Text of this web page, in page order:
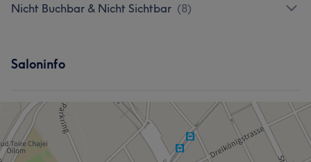
Nicht Buchbar & Nicht Sichtbar (8)
Saloninfo